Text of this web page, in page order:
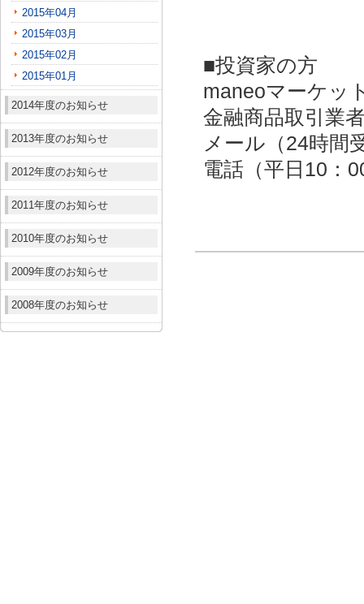
2015年04月
2015年03月
2015年02月
2015年01月
2014年度のお知らせ
2013年度のお知らせ
2012年度のお知らせ
2011年度のお知らせ
2010年度のお知らせ
2009年度のお知らせ
2008年度のお知らせ
■投資家の方
maneoマーケッ
金融商品取引業
メール（24時間
電話（平日10：